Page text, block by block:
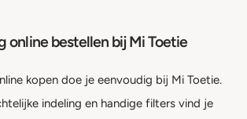
online bestellen bij Mi Toetie
kopen doe je eenvoudig bij Mi Toetie.
indeling en handige filters vind je